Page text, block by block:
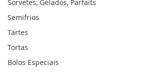
Sorvetes, Gelados, Parfaits
Semifrios
Tartes
Tortas
Bolos Especiais